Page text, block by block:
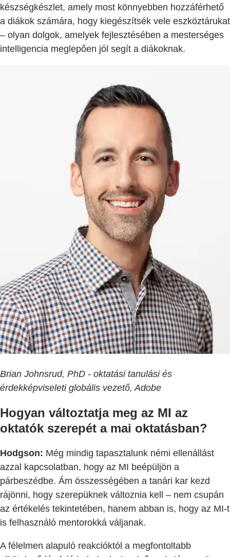
készségkészlet, amely most könnyebben hozzáférhető
a diákok számára, hogy kiegészítsék vele eszköztárukat
– olyan dolgok, amelyek fejlesztésében a mesterséges
intelligencia meglepően jól segít a diákoknak.
Brian Johnsrud, PhD - oktatási tanulási és
érdekképviseleti globális vezető, Adobe
Hogyan változtatja meg az MI az
oktatók szerepét a mai oktatásban?
Hodgson: Még mindig tapasztalunk némi ellenállást
azzal kapcsolatban, hogy az MI beépüljön a
párbeszédbe. Ám összességében a tanári kar kezd
rájönni, hogy szerepüknek változnia kell – nem csupán
az értékelés tekintetében, hanem abban is, hogy az MI-t
is felhasználó mentorokká váljanak.
A félelmen alapuló reakcióktól a megfontoltabb